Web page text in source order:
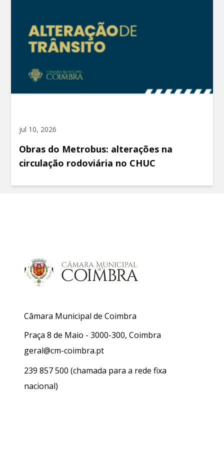
jul 10, 2026
Obras do Metrobus: alterações na
circulação rodoviária no CHUC
Câmara Municipal de Coimbra
Praça 8 de Maio - 3000-300, Coimbra
geral@cm-coimbra.pt
239 857 500 (chamada para a rede fixa
nacional)